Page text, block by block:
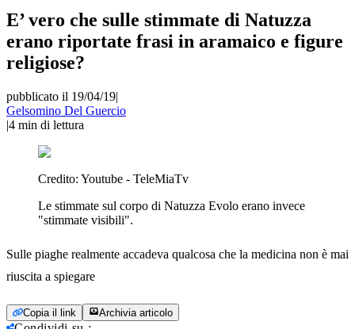
E’ vero che sulle stimmate di Natuzza
erano riportate frasi in aramaico e figure
religiose?
pubblicato il 19/04/19|
Gelsomino Del Guercio
|4 min di lettura
Credito: Youtube - TeleMiaTv
Le stimmate sul corpo di Natuzza Evolo erano invece
"stimmate visibili".
Sulle piaghe realmente accadeva qualcosa che la medicina non è mai
riuscita a spiegare
Copia il link Archivia articolo